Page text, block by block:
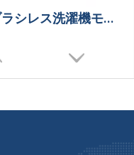
全自動ブラシレス洗濯機モーターサプライヤー